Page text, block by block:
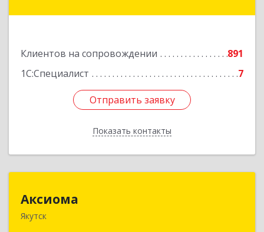
Клиентов на сопровождении
891
1С:Специалист
7
Отправить заявку
Показать контакты
Отправить заявку
Назад
Аксиома
Якутск677000, Саха /Якутия/ Респ, Якутск г, Чиряева